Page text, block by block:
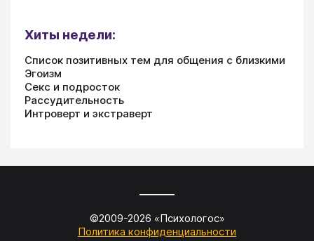
Хиты недели:
Список позитивных тем для общения с близкими
Эгоизм
Секс и подросток
Рассудительность
Интроверт и экстраверт
©2009-2026 «Психологос»
Политика конфиденциальности